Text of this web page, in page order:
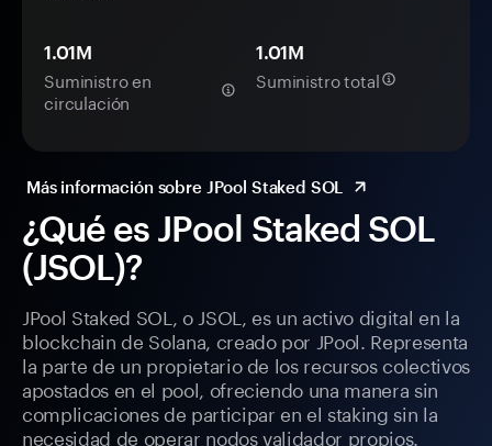
¿Qué es JPool Staked SOL
(JSOL)?
JPool Staked SOL, o JSOL, es un activo digital en la
blockchain de Solana, creado por JPool. Representa
la parte de un propietario de los recursos colectivos
apostados en el pool, ofreciendo una manera sin
complicaciones de participar en el staking sin la
necesidad de operar nodos validador propios.
1.01M
Suministro en
circulación
1.01M
Suministro total
Más información sobre JPool Staked SOL